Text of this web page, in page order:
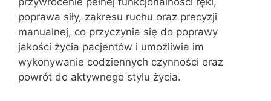
poprawa siły, zakresu ruchu oraz precyzji
manualnej, co przyczynia się do poprawy
jakości życia pacjentów i umożliwia im
wykonywanie codziennych czynności oraz
powrót do aktywnego stylu życia.